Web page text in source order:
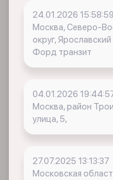
24.01.2026 15:58:59
Москва, Северо-
округ,
Форд транзит
04.01.2026
Москва, район
улица, 5,
27.07.2025 13:13:37
Московская